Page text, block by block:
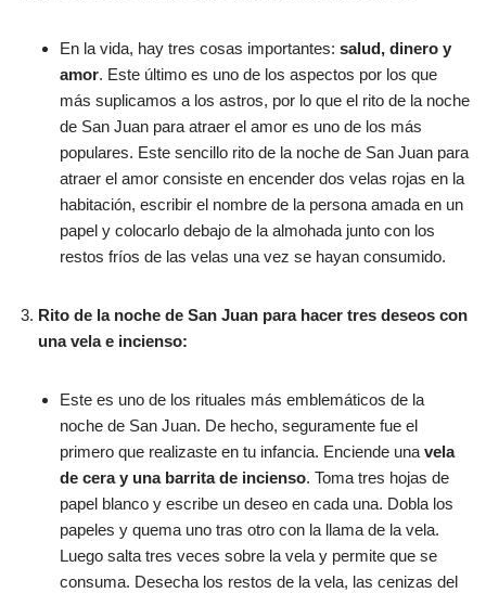
En la vida, hay tres cosas importantes: salud, dinero y
amor. Este último es uno de los aspectos por los que
más suplicamos a los astros, por lo que el rito de la noche
de San Juan para atraer el amor es uno de los más
populares. Este sencillo rito de la noche de San Juan para
atraer el amor consiste en encender dos velas rojas en la
habitación, escribir el nombre de la persona amada en un
papel y colocarlo debajo de la almohada junto con los
restos fríos de las velas una vez se hayan consumido.
Rito de la noche de San Juan para hacer tres deseos con
una vela e incienso:
Este es uno de los rituales más emblemáticos de la
noche de San Juan. De hecho, seguramente fue el
primero que realizaste en tu infancia. Enciende una vela
de cera y una barrita de incienso. Toma tres hojas de
papel blanco y escribe un deseo en cada una. Dobla los
papeles y quema uno tras otro con la llama de la vela.
Luego salta tres veces sobre la vela y permite que se
consuma. Desecha los restos de la vela, las cenizas del